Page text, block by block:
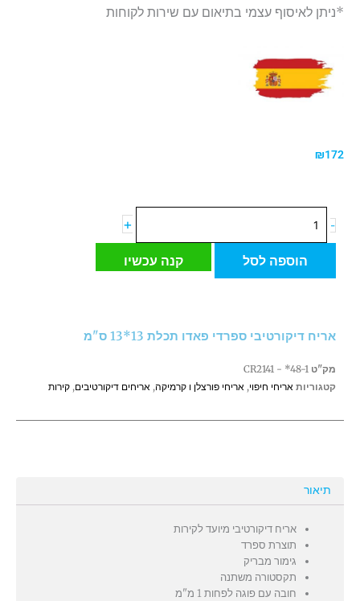
*ניתן לאיסוף עצמי בתיאום עם שירות לקוחות
₪172
-
של
דיקורטיבי
13*13
+
הוספה לסל קנה עכשיו
אריח דיקורטיבי ספרדי פאדו תכלת 13*13 ס"מ
מק"ט CR2141 - *48-1
קטגוריות אריחי חיפוי, אריחי פורצלן ו קרמיקה, אריחים דיקורטיבים, קירות
תיאור
אריח דיקורטיבי מיועד לקירות
תוצרת ספרד
גימור מבריק
תקסטורה משתנה
חובה עם פוגה לפחות 1 מ"מ